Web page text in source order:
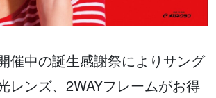
催中の誕生感謝祭によりサング
レンズ、2WAYフレームがお得